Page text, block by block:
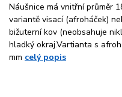
Náušnice má vnitřní průměr
variantě visací (afroháček)
bižuterní kov (neobsahuje
hladký okraj.Vartianta s
mm celý popis